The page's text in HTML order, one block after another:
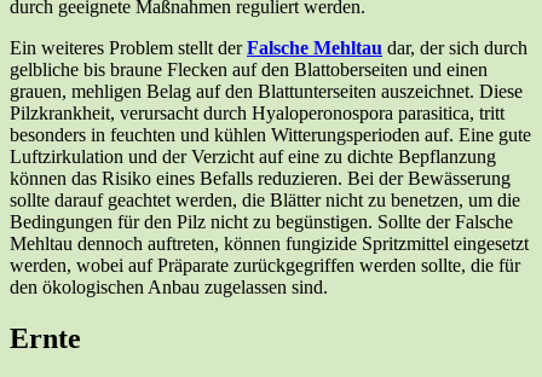
durch geeignete Maßnahmen reguliert werden.
Ein weiteres Problem stellt derFalsche Mehltau dar, der sich durch
gelbliche bis braune Flecken auf den Blattoberseiten und einen
grauen, mehligen Belag auf den Blattunterseiten auszeichnet. Diese
Pilzkrankheit, verursacht durch Hyaloperonospora parasitica, tritt
besonders in feuchten und kühlen Witterungsperioden auf. Eine gute
Luftzirkulation und der Verzicht auf eine zu dichte Bepflanzung
können das Risiko eines Befalls reduzieren. Bei der Bewässerung
sollte darauf geachtet werden, die Blätter nicht zu benetzen, um die
Bedingungen für den Pilz nicht zu begünstigen. Sollte der Falsche
Mehltau dennoch auftreten, können fungizide Spritzmittel eingesetzt
werden, wobei auf Präparate zurückgegriffen werden sollte, die für
den ökologischen Anbau zugelassen sind.
Ernte